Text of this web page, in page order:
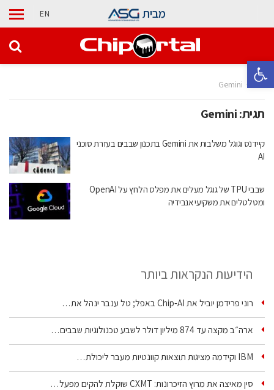
פתח סרגל נגישות
מבית EN
בית Gemini
תגית:Gemini
קיידנס וגוגל משלבות את Gemini בתכנון שבבים בעזרת סוכני
AI
שבבי TPU של גוגל מעלים את מפלס הלחץ על OpenAI
ומטלטלים את משקיעי אנבידיה
הידיעות הנקראות ביותר
רוני פרידמן יוביל את Chip‑AI באפל; טל ענבר ינהל את…
ארה״ב מקצה עד 874 מיליון דולר לשבע טכנולוגיות שבבים…
IBM וקידמה מציגות תוצאות קוונטיות מעבר ליכולת…
סין מאיצה את מרוץ הזיכרונות: CXMT שוקלת להקים מפעל…